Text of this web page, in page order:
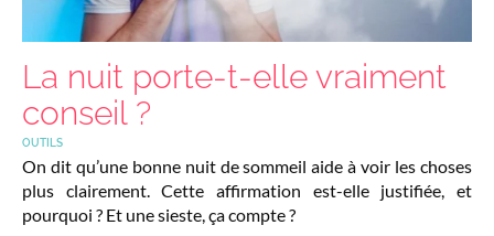
La nuit porte-t-elle vraiment
conseil ?
OUTILS
On dit qu’une bonne nuit de sommeil aide à voir les choses
plus clairement. Cette affirmation est-elle justifiée, et
pourquoi ? Et une sieste, ça compte ?